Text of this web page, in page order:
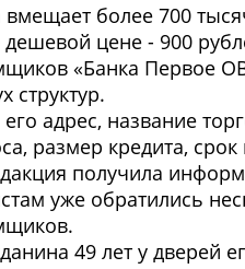
более 700
цене - 900
«Банка Первое
структур.
адрес, название
размер кредита,
получила
уже обратились
49 лет у дверей